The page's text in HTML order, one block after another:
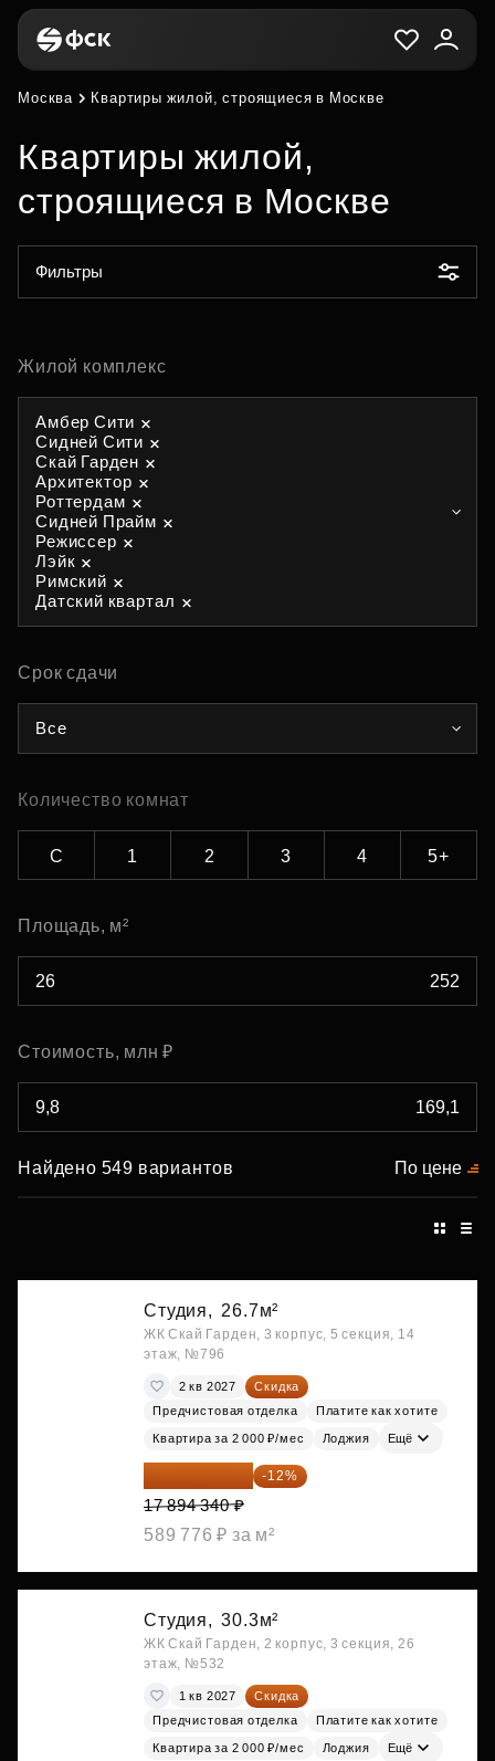
Москва Квартиры жилой, строящиеся в Москве
Квартиры жилой,
строящиеся в Москве
Фильтры
Жилой комплекс
Амбер Сити
Сидней Сити
Скай Гарден
Архитектор
Роттердам
Сидней Прайм
Режиссер
Лэйк
Римский
Датский квартал
Срок сдачи
Все
Количество комнат
С 1 2 3 4 5+
Площадь, м²
Стоимость, млн ₽
Найдено 549 вариантов По цене
Студия, 26.7м²
ЖК Скай Гарден, 3 корпус, 5 секция, 14
этаж, №796
2 кв 2027
Скидка
Предчистовая отделка
Платите как хотите
Квартира за 2 000 ₽/мес Лоджия Ещё
15 747 019 ₽ -12%
17 894 340 ₽
589 776 ₽ за м²
Студия, 30.3м²
ЖК Скай Гарден, 2 корпус, 3 секция, 26
этаж, №532
1 кв 2027
Скидка
Предчистовая отделка
Платите как хотите
Квартира за 2 000 ₽/мес Лоджия Ещё